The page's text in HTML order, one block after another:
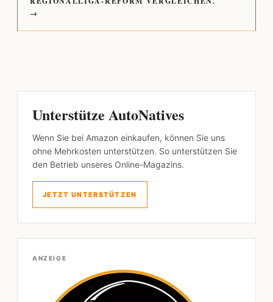
→
Unterstütze AutoNatives
Wenn Sie bei Amazon einkaufen, können Sie uns
ohne Mehrkosten unterstützen. So unterstützen Sie
den Betrieb unseres Online-Magazins.
JETZT UNTERSTÜTZEN
ANZEIGE